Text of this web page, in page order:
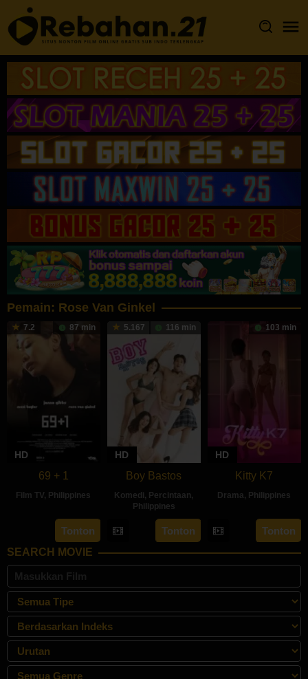
Loncat
ke
konten
Pemain: Rose Van Ginkel
7.2 87 min
HD
69 + 1
Film TV, Philippines
3
Sep
2021
Darryl
Yap
Tonton
5.167 116 min
HD
Boy Bastos
Komedi , Percintaan,
Philippines
18
Feb
Victor
Villanueva
Tonton
103 min
HD
Kitty K7
Drama, Philippines
21
Oct
Joy
Aquino
Tonton
SEARCH MOVIE